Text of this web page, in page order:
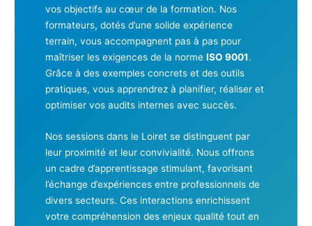
vos objectifs au cœur de la formation. Nos
formateurs, dotés d’une solide expérience
terrain, vous accompagnent pas à pas pour
maîtriser les exigences de la norme ISO 9001.
Grâce à des exemples concrets et des outils
pratiques, vous apprendrez à planifier, réaliser et
optimiser vos audits internes avec succès.
Nos sessions dans le Loiret se distinguent par
leur proximité et leur convivialité. Nous offrons
un cadre d’apprentissage stimulant, favorisant
l’échange d’expériences entre professionnels de
divers secteurs. Ces interactions enrichissent
votre compréhension des enjeux qualité tout en